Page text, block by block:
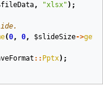
, "xlsx" );
(0, 0, $slideSize->
:: Pptx);